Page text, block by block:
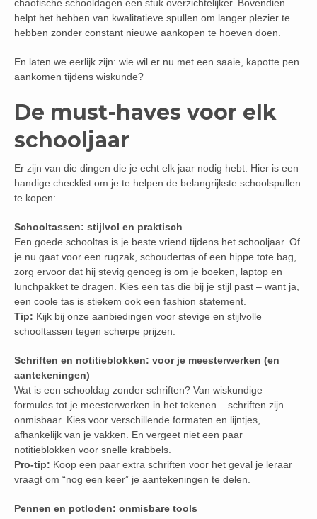
chaotische schooldagen een stuk overzichtelijker. Bovendien
helpt het hebben van kwalitatieve spullen om langer plezier te
hebben zonder constant nieuwe aankopen te hoeven doen.
En laten we eerlijk zijn: wie wil er nu met een saaie, kapotte pen
aankomen tijdens wiskunde?
De must-haves voor elk
schooljaar
Er zijn van die dingen die je echt elk jaar nodig hebt. Hier is een
handige checklist om je te helpen de belangrijkste schoolspullen
te kopen:
Schooltassen: stijlvol en praktisch
Een goede schooltas is je beste vriend tijdens het schooljaar. Of
je nu gaat voor een rugzak, schoudertas of een hippe tote bag,
zorg ervoor dat hij stevig genoeg is om je boeken, laptop en
lunchpakket te dragen. Kies een tas die bij je stijl past – want ja,
een coole tas is stiekem ook een fashion statement.
Tip: Kijk bij onze aanbiedingen voor stevige en stijlvolle
schooltassen tegen scherpe prijzen.
Schriften en notitieblokken: voor je meesterwerken (en
aantekeningen)
Wat is een schooldag zonder schriften? Van wiskundige
formules tot je meesterwerken in het tekenen – schriften zijn
onmisbaar. Kies voor verschillende formaten en lijntjes,
afhankelijk van je vakken. En vergeet niet een paar
notitieblokken voor snelle krabbels.
Pro-tip: Koop een paar extra schriften voor het geval je leraar
vraagt om “nog een keer” je aantekeningen te delen.
Pennen en potloden: onmisbare tools